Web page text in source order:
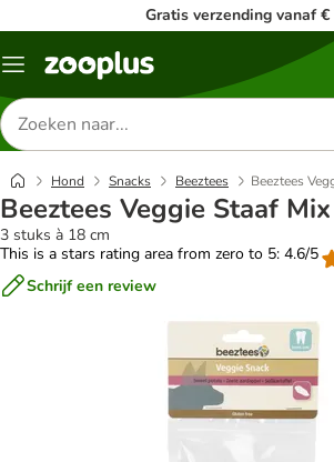
Gratis verzending vanaf €
Menu
Zoeken
naar
producten
Hond Snacks Beeztees Beeztees
Beeztees Veggie Staaf Mix
3 stuks à 18 cm
This is a stars rating area from zero to 5: 4.6/5
Schrijf een review